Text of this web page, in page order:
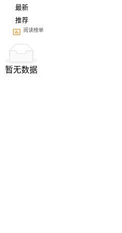
最新
推荐
阅读榜单
暂无数据